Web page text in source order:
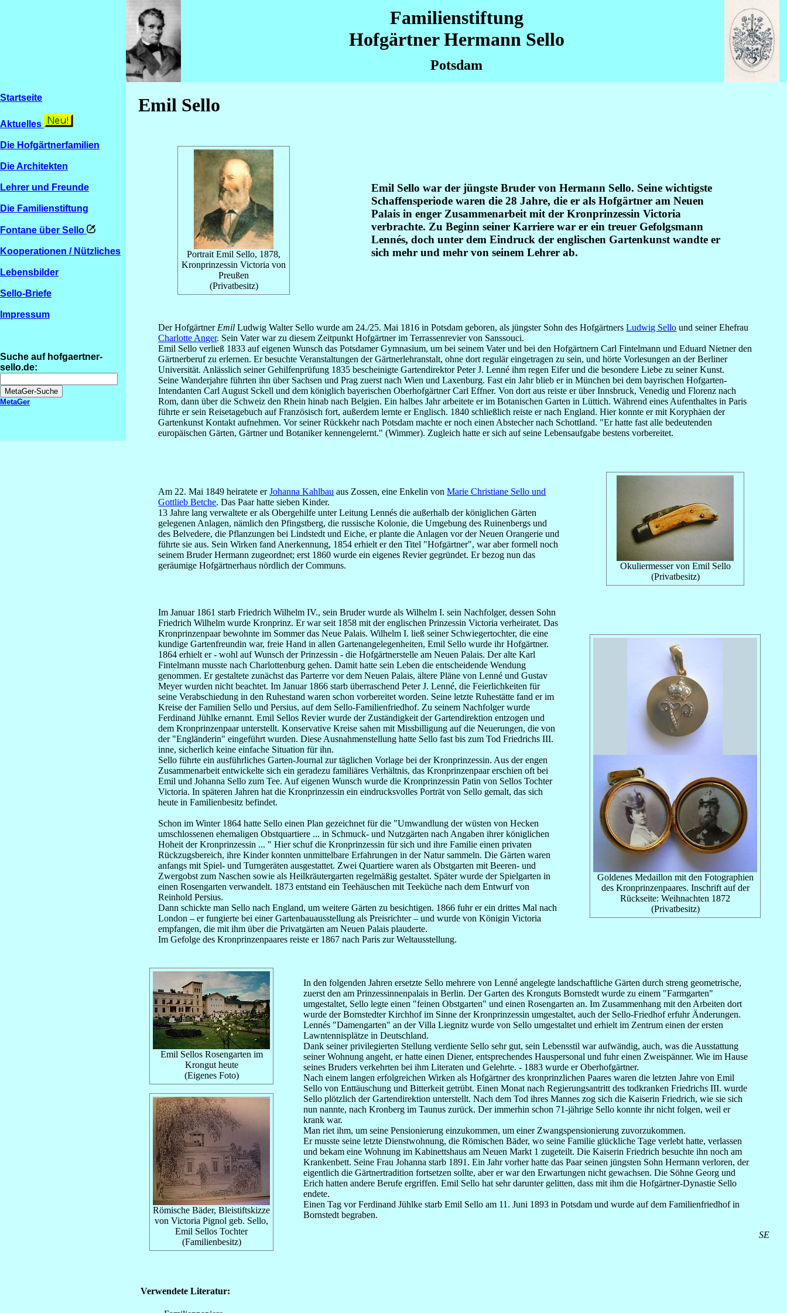
Familienstiftung
Hofgärtner Hermann Sello
Potsdam
Startseite
Aktuelles
Die Hofgärtnerfamilien
Die Architekten
Lehrer und Freunde
Die Familienstiftung
Fontane über Sello
Kooperationen / Nützliches
Lebensbilder
Sello-Briefe
Impressum
Suche auf hofgaertner-
sello.de:
MetaGer
Emil Sello
Portrait Emil Sello, 1878,
Kronprinzessin Victoria von
Preußen
(Privatbesitz)
Emil Sello war der jüngste Bruder von Hermann Sello. Seine wichtigste
Schaffensperiode waren die 28 Jahre, die er als Hofgärtner am Neuen
Palais in enger Zusammenarbeit mit der Kronprinzessin Victoria
verbrachte. Zu Beginn seiner Karriere war er ein treuer Gefolgsmann
Lennés, doch unter dem Eindruck der englischen Gartenkunst wandte er
sich mehr und mehr von seinem Lehrer ab.
Der Hofgärtner Emil Ludwig Walter Sello wurde am 24./25. Mai 1816 in Potsdam geboren, als jüngster Sohn des HofgärtnersLudwig Sello und seiner Ehefrau
Charlotte Anger. Sein Vater war zu diesem Zeitpunkt Hofgärtner im Terrassenrevier von Sanssouci.
Emil Sello verließ 1833 auf eigenen Wunsch das Potsdamer Gymnasium, um bei seinem Vater und bei den Hofgärtnern Carl Fintelmann und Eduard Nietner den
Gärtnerberuf zu erlernen. Er besuchte Veranstaltungen der Gärtnerlehranstalt, ohne dort regulär eingetragen zu sein, und hörte Vorlesungen an der Berliner
Universität. Anlässlich seiner Gehilfenprüfung 1835 bescheinigte Gartendirektor Peter J. Lenné ihm regen Eifer und die besondere Liebe zu seiner Kunst.
Seine Wanderjahre führten ihn über Sachsen und Prag zuerst nach Wien und Laxenburg. Fast ein Jahr blieb er in München bei dem bayrischen Hofgarten-
Intendanten Carl August Sckell und dem königlich bayerischen Oberhofgärtner Carl Effner. Von dort aus reiste er über Innsbruck, Venedig und Florenz nach
Rom, dann über die Schweiz den Rhein hinab nach Belgien. Ein halbes Jahr arbeitete er im Botanischen Garten in Lüttich. Während eines Aufenthaltes in Paris
führte er sein Reisetagebuch auf Französisch fort, außerdem lernte er Englisch. 1840 schließlich reiste er nach England. Hier konnte er mit Koryphäen der
Gartenkunst Kontakt aufnehmen. Vor seiner Rückkehr nach Potsdam machte er noch einen Abstecher nach Schottland. "Er hatte fast alle bedeutenden
europäischen Gärten, Gärtner und Botaniker kennengelernt." (Wimmer). Zugleich hatte er sich auf seine Lebensaufgabe bestens vorbereitet.
Am 22. Mai 1849 heiratete erJohanna Kahlbau aus Zossen, eine Enkelin vonMarie Christiane Sello und
Gottlieb Betche. Das Paar hatte sieben Kinder.
13 Jahre lang verwaltete er als Obergehilfe unter Leitung Lennés die außerhalb der königlichen Gärten
gelegenen Anlagen, nämlich den Pfingstberg, die russische Kolonie, die Umgebung des Ruinenbergs und
des Belvedere, die Pflanzungen bei Lindstedt und Eiche, er plante die Anlagen vor der Neuen Orangerie und
führte sie aus. Sein Wirken fand Anerkennung, 1854 erhielt er den Titel "Hofgärtner", war aber formell noch
seinem Bruder Hermann zugeordnet; erst 1860 wurde ein eigenes Revier gegründet. Er bezog nun das
geräumige Hofgärtnerhaus nördlich der Communs.
Okuliermesser von Emil Sello
(Privatbesitz)
Im Januar 1861 starb Friedrich Wilhelm IV., sein Bruder wurde als Wilhelm I. sein Nachfolger, dessen Sohn
Friedrich Wilhelm wurde Kronprinz. Er war seit 1858 mit der englischen Prinzessin Victoria verheiratet. Das
Kronprinzenpaar bewohnte im Sommer das Neue Palais. Wilhelm I. ließ seiner Schwiegertochter, die eine
kundige Gartenfreundin war, freie Hand in allen Gartenangelegenheiten, Emil Sello wurde ihr Hofgärtner.
1864 erhielt er - wohl auf Wunsch der Prinzessin - die Hofgärtnerstelle am Neuen Palais. Der alte Karl
Fintelmann musste nach Charlottenburg gehen. Damit hatte sein Leben die entscheidende Wendung
genommen. Er gestaltete zunächst das Parterre vor dem Neuen Palais, ältere Pläne von Lenné und Gustav
Meyer wurden nicht beachtet. Im Januar 1866 starb überraschend Peter J. Lenné, die Feierlichkeiten für
seine Verabschiedung in den Ruhestand waren schon vorbereitet worden. Seine letzte Ruhestätte fand er im
Kreise der Familien Sello und Persius, auf dem Sello-Familienfriedhof. Zu seinem Nachfolger wurde
Ferdinand Jühlke ernannt. Emil Sellos Revier wurde der Zuständigkeit der Gartendirektion entzogen und
dem Kronprinzenpaar unterstellt. Konservative Kreise sahen mit Missbilligung auf die Neuerungen, die von
der "Engländerin" eingeführt wurden. Diese Ausnahmenstellung hatte Sello fast bis zum Tod Friedrichs III.
inne, sicherlich keine einfache Situation für ihn.
Sello führte ein ausführliches Garten-Journal zur täglichen Vorlage bei der Kronprinzessin. Aus der engen
Zusammenarbeit entwickelte sich ein geradezu familiäres Verhältnis, das Kronprinzenpaar erschien oft bei
Emil und Johanna Sello zum Tee. Auf eigenen Wunsch wurde die Kronprinzessin Patin von Sellos Tochter
Victoria. In späteren Jahren hat die Kronprinzessin ein eindrucksvolles Porträt von Sello gemalt, das sich
heute in Familienbesitz befindet.
Schon im Winter 1864 hatte Sello einen Plan gezeichnet für die "Umwandlung der wüsten von Hecken
umschlossenen ehemaligen Obstquartiere ... in Schmuck- und Nutzgärten nach Angaben ihrer königlichen
Hoheit der Kronprinzessin ... " Hier schuf die Kronprinzessin für sich und ihre Familie einen privaten
Rückzugsbereich, ihre Kinder konnten unmittelbare Erfahrungen in der Natur sammeln. Die Gärten waren
anfangs mit Spiel- und Turngeräten ausgestattet. Zwei Quartiere waren als Obstgarten mit Beeren- und
Zwergobst zum Naschen sowie als Heilkräutergarten regelmäßig gestaltet. Später wurde der Spielgarten in
einen Rosengarten verwandelt. 1873 entstand ein Teehäuschen mit Teeküche nach dem Entwurf von
Reinhold Persius.
Dann schickte man Sello nach England, um weitere Gärten zu besichtigen. 1866 fuhr er ein drittes Mal nach
London – er fungierte bei einer Gartenbauausstellung als Preisrichter – und wurde von Königin Victoria
empfangen, die mit ihm über die Privatgärten am Neuen Palais plauderte.
Im Gefolge des Kronprinzenpaares reiste er 1867 nach Paris zur Weltausstellung.
Goldenes Medaillon mit den Fotographien
des Kronprinzenpaares. Inschrift auf der
Rückseite: Weihnachten 1872
(Privatbesitz)
Emil Sellos Rosengarten im
Krongut heute
(Eigenes Foto)
Römische Bäder, Bleistiftskizze
von Victoria Pignol geb. Sello,
Emil Sellos Tochter
(Familienbesitz)
In den folgenden Jahren ersetzte Sello mehrere von Lenné angelegte landschaftliche Gärten durch streng geometrische,
zuerst den am Prinzessinnenpalais in Berlin. Der Garten des Kronguts Bornstedt wurde zu einem "Farmgarten"
umgestaltet, Sello legte einen "feinen Obstgarten" und einen Rosengarten an. Im Zusammenhang mit den Arbeiten dort
wurde der Bornstedter Kirchhof im Sinne der Kronprinzessin umgestaltet, auch der Sello-Friedhof erfuhr Änderungen.
Lennés "Damengarten" an der Villa Liegnitz wurde von Sello umgestaltet und erhielt im Zentrum einen der ersten
Lawntennisplätze in Deutschland.
Dank seiner privilegierten Stellung verdiente Sello sehr gut, sein Lebensstil war aufwändig, auch, was die Ausstattung
seiner Wohnung angeht, er hatte einen Diener, entsprechendes Hauspersonal und fuhr einen Zweispänner. Wie im Hause
seines Bruders verkehrten bei ihm Literaten und Gelehrte. - 1883 wurde er Oberhofgärtner.
Nach einem langen erfolgreichen Wirken als Hofgärtner des kronprinzlichen Paares waren die letzten Jahre von Emil
Sello von Enttäuschung und Bitterkeit getrübt. Einen Monat nach Regierungsantritt des todkranken Friedrichs III. wurde
Sello plötzlich der Gartendirektion unterstellt. Nach dem Tod ihres Mannes zog sich die Kaiserin Friedrich, wie sie sich
nun nannte, nach Kronberg im Taunus zurück. Der immerhin schon 71-jährige Sello konnte ihr nicht folgen, weil er
krank war.
Man riet ihm, um seine Pensionierung einzukommen, um einer Zwangspensionierung zuvorzukommen.
Er musste seine letzte Dienstwohnung, die Römischen Bäder, wo seine Familie glückliche Tage verlebt hatte, verlassen
und bekam eine Wohnung im Kabinettshaus am Neuen Markt 1 zugeteilt. Die Kaiserin Friedrich besuchte ihn noch am
Krankenbett. Seine Frau Johanna starb 1891. Ein Jahr vorher hatte das Paar seinen jüngsten Sohn Hermann verloren, der
eigentlich die Gärtnertradition fortsetzen sollte, aber er war den Erwartungen nicht gewachsen. Die Söhne Georg und
Erich hatten andere Berufe ergriffen. Emil Sello hat sehr darunter gelitten, dass mit ihm die Hofgärtner-Dynastie Sello
endete.
Einen Tag vor Ferdinand Jühlke starb Emil Sello am 11. Juni 1893 in Potsdam und wurde auf dem Familienfriedhof in
Bornstedt begraben.
SE
Verwendete Literatur: